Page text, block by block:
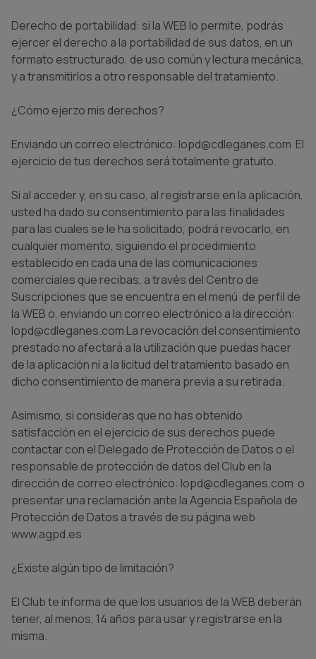
Derecho de portabilidad: si la WEB lo permite, podrás
ejercer el derecho a la portabilidad de sus datos, en un
formato estructurado, de uso común y lectura mecánica,
y a transmitirlos a otro responsable del tratamiento.
¿Cómo ejerzo mis derechos?
Enviando un correo electrónico: lopd@cdleganes.com El
ejercicio de tus derechos será totalmente gratuito.
Si al acceder y, en su caso, al registrarse en la aplicación,
usted ha dado su consentimiento para las finalidades
para las cuales se le ha solicitado, podrá revocarlo, en
cualquier momento, siguiendo el procedimiento
establecido en cada una de las comunicaciones
comerciales que recibas, a través del Centro de
Suscripciones que se encuentra en el menú de perfil de
la WEB o, enviando un correo electrónico a la dirección:
lopd@cdleganes.com La revocación del consentimiento
prestado no afectará a la utilización que puedas hacer
de la aplicación ni a la licitud del tratamiento basado en
dicho consentimiento de manera previa a su retirada.
Asimismo, si consideras que no has obtenido
satisfacción en el ejercicio de sus derechos puede
contactar con el Delegado de Protección de Datos o el
responsable de protección de datos del Club en la
dirección de correo electrónico: lopd@cdleganes.com o
presentar una reclamación ante la Agencia Española de
Protección de Datos a través de su página web
www.agpd.es
¿Existe algún tipo de limitación?
El Club te informa de que los usuarios de la WEB deberán
tener, al menos, 14 años para usar y registrarse en la
misma.